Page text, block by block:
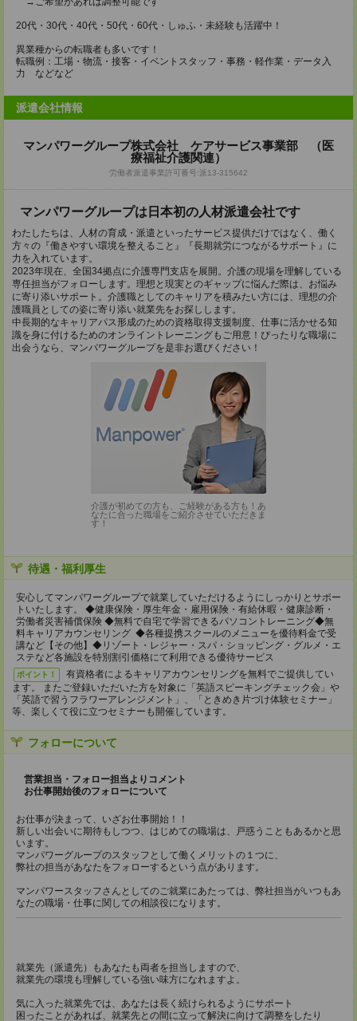
20代・30代・40代・50代・60代・しゅふ・未経験も活躍中！
異業種からの転職者も多いです！
転職例：工場・物流・接客・イベントスタッフ・事務・軽作業・データ入
力 などなど
派遣会社情報
マンパワーグループ株式会社 ケアサービス事業部 （医
療福祉介護関連）
労働者派遣事業許可番号:派13-315642
マンパワーグループは日本初の人材派遣会社です
わたしたちは、人材の育成・派遣といったサービス提供だけではなく、働く
方々の『働きやすい環境を整えること』『長期就労につながるサポート』に
力を入れています。
2023年現在、全国34拠点に介護専門支店を展開。介護の現場を理解している
専任担当がフォローします。理想と現実とのギャップに悩んだ際は、お悩み
に寄り添いサポート。介護職としてのキャリアを積みたい方には、理想の介
護職員としての姿に寄り添い就業先をお探しします。
中長期的なキャリアパス形成のための資格取得支援制度、仕事に活かせる知
識を身に付けるためのオンライントレーニングもご用意！ぴったりな職場に
出会うなら、マンパワーグループを是非お選びください！
介護が初めての方も、ご経験がある方も！あ
なたに合った職場をご紹介させていただきま
す！
待遇・福利厚生
安心してマンパワーグループで就業していただけるようにしっかりとサポー
トいたします。 ◆健康保険・厚生年金・雇用保険・有給休暇・健康診断・
労働者災害補償保険 ◆無料で自宅で学習できるパソコントレーニング◆無
料キャリアカウンセリング ◆各種提携スクールのメニューを優待料金で受
講など【その他】◆リゾート・レジャー・スパ・ショッピング・グルメ・エ
ステなど各施設を特別割引価格にて利用できる優待サービス
ポイント！
有資格者によるキャリアカウンセリングを無料でご提供してい
ます。 またご登録いただいた方を対象に「英語スピーキングチェック会」や
「英語で習うフラワーアレンジメント」、「ときめき片づけ体験セミナー」
等、楽しくて役に立つセミナーも開催しています。
フォローについて
営業担当・フォロー担当よりコメント
お仕事開始後のフォローについて
お仕事が決まって、いざお仕事開始！！
新しい出会いに期待もしつつ、はじめての職場は、戸惑うこともあるかと思
います。
マンパワーグループのスタッフとして働くメリットの１つに、
弊社の担当があなたをフォローするという点があります。
マンパワースタッフさんとしてのご就業にあたっては、弊社担当がいつもあ
なたの職場・仕事に関しての相談役になります。
就業先（派遣先）もあなたも両者を担当しますので、
就業先の環境も理解している強い味方になれますよ。
気に入った就業先では、あなたは長く続けられるようにサポート
困ったことがあれば、就業先との間に立って解決に向けて調整をしたり